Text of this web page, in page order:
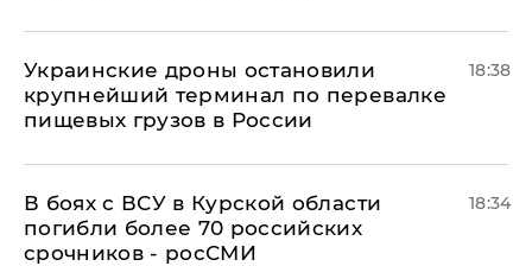
Украинские дроны остановили
крупнейший терминал по перевалке
пищевых грузов в России
18:38
В боях с ВСУ в Курской области
погибли более 70 российских
срочников - росСМИ
18:34